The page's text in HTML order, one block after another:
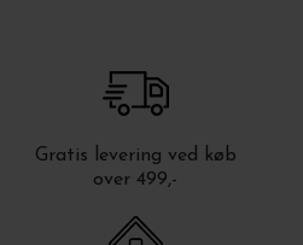
Gratis levering ved køb
over 499,-